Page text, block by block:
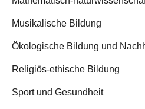
Musikalische Bildung
Ökologische Bildung und
Religiös-ethische Bildung
Sport und Gesundheit